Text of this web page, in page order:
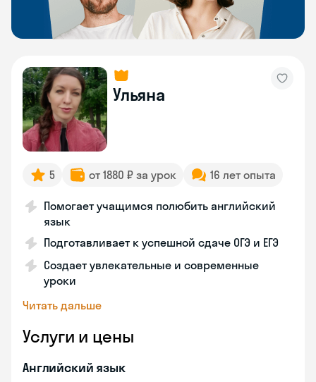
Ульяна
5 от 1880 ₽ за урок 16 лет опыта
Помогает учащимся полюбить английский
язык
Подготавливает к успешной сдаче ОГЭ и ЕГЭ
Создает увлекательные и современные
уроки
Читать дальше
Услуги и цены
Английский язык